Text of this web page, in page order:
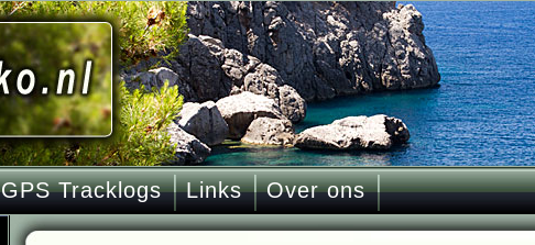
GPS Tracklogs Links Over ons